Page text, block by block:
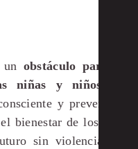
obstáculo para el
niñas y niños en
y preventiva
bienestar de los más
sin violencia. Si